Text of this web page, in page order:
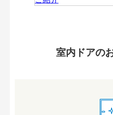
室内ドアの